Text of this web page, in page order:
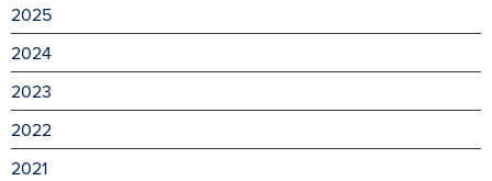
2025
2024
2023
2022
2021